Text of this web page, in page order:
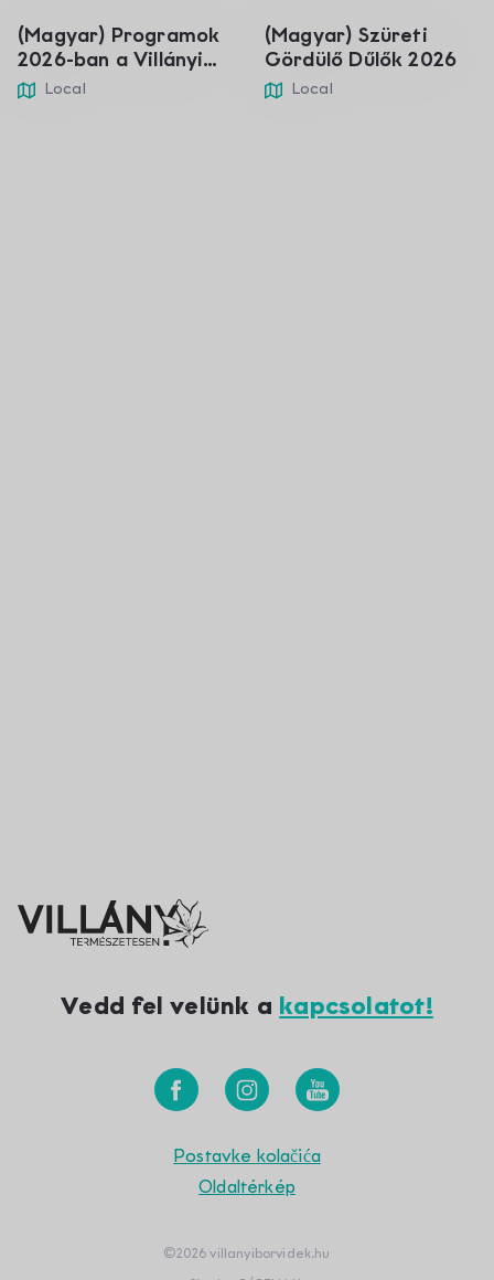
(Magyar) Programok
2026-ban a Villányi
borvidéken
Local
(Magyar) Szüreti
Gördülő Dűlők 2026
Local
Vedd fel velünk a kapcsolatot!
Postavke kolačića
Oldaltérkép
©2026 villanyiborvidek.hu